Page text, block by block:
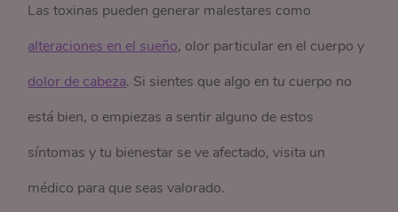
Las toxinas pueden generar malestares como
alteraciones en el sueño, olor particular en el cuerpo y
dolor de cabeza. Si sientes que algo en tu cuerpo no
está bien, o empiezas a sentir alguno de estos
síntomas y tu bienestar se ve afectado, visita un
médico para que seas valorado.